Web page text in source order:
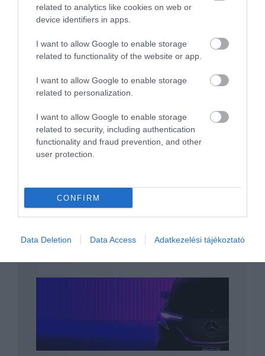
related to analytics like cookies on web or
device identifiers in apps.
I want to allow Google to enable storage
related to functionality of the website or app.
I want to allow Google to enable storage
related to personalization.
I want to allow Google to enable storage
related to security, including authentication
functionality and fraud prevention, and other
user protection.
CONFIRM
Data Deletion Data Access Adatkezelési tájékoztató
Leállítja a Mitsubishi a kis elektromos i-
MiEV gyártását
Tanulmányként mutatkozott be, de